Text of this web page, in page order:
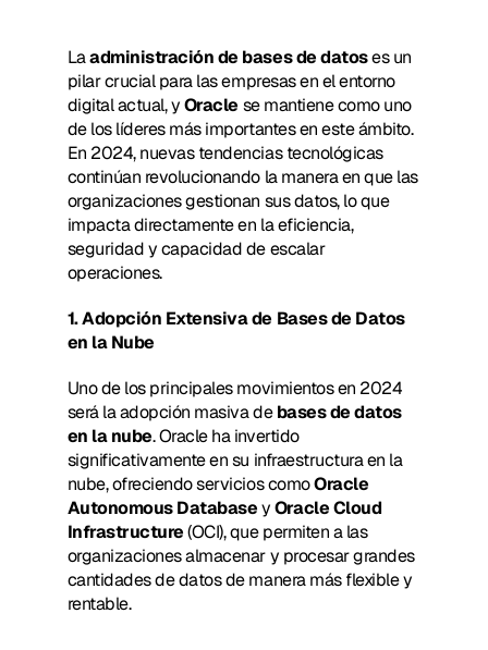
La administración de bases de datos es un
pilar crucial para las empresas en el entorno
digital actual, y Oracle se mantiene como uno
de los líderes más importantes en este ámbito.
En 2024, nuevas tendencias tecnológicas
continúan revolucionando la manera en que las
organizaciones gestionan sus datos, lo que
impacta directamente en la eficiencia,
seguridad y capacidad de escalar
operaciones.
1. Adopción Extensiva de Bases de Datos
en la Nube
Uno de los principales movimientos en 2024
será la adopción masiva de bases de datos
en la nube. Oracle ha invertido
significativamente en su infraestructura en la
nube, ofreciendo servicios como Oracle
Autonomous Database y Oracle Cloud
Infrastructure (OCI), que permiten a las
organizaciones almacenar y procesar grandes
cantidades de datos de manera más flexible y
rentable.